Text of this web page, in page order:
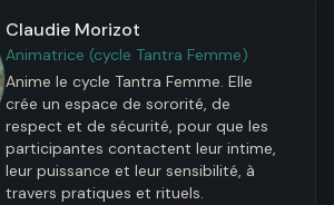
Claudie Morizot
Animatrice (cycle Tantra Femme)
Anime le cycle Tantra Femme. Elle
crée un espace de sororité, de
respect et de sécurité, pour que les
participantes contactent leur intime,
leur puissance et leur sensibilité, à
travers pratiques et rituels.